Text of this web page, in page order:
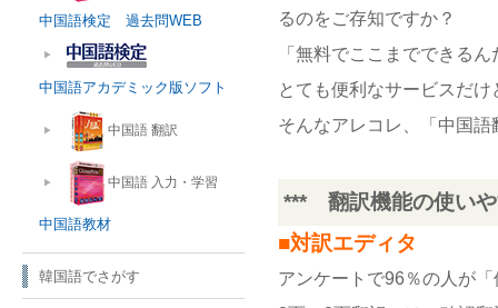
るのをご存知ですか？
「無料でここまでできる
とても便利なサービスだ
そんなアレコレ、「中国
*** 翻訳機能の使い
■対訳エディタ
アンケートで96％の人が
中国語検定 過去問WEB
中国語アカデミック版ソフト
中国語 翻訳
中国語 入力・学習
中国語教材
韓国語でさがす